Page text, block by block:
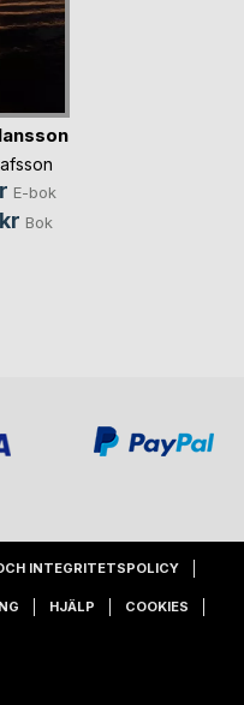
E-bok
Bok
INTEGRITETSPOLICY
HJÄLP COOKIES